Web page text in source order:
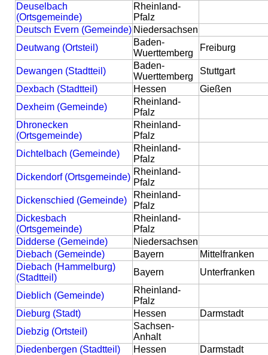
Deuselbach
(Ortsgemeinde)
Rheinland-
Pfalz
Deutsch Evern (Gemeinde) Niedersachsen
Deutwang (Ortsteil)
Baden-
Wuerttemberg
Freiburg
Dewangen (Stadtteil)
Baden-
Wuerttemberg
Stuttgart
Dexbach (Stadtteil)
Hessen
Gießen
Dexheim (Gemeinde)
Rheinland-
Pfalz
Dhronecken
(Ortsgemeinde)
Rheinland-
Pfalz
Dichtelbach (Gemeinde)
Rheinland-
Pfalz
Dickendorf (Ortsgemeinde)
Rheinland-
Pfalz
Dickenschied (Gemeinde)
Rheinland-
Pfalz
Dickesbach
(Ortsgemeinde)
Rheinland-
Pfalz
Didderse (Gemeinde)
Niedersachsen
Diebach (Gemeinde)
Bayern
Mittelfranken
Diebach (Hammelburg)
(Stadtteil)
Bayern Unterfranken
Dieblich (Gemeinde)
Rheinland-
Pfalz
Dieburg (Stadt)
Hessen
Darmstadt
Diebzig (Ortsteil)
Sachsen-
Anhalt
Diedenbergen (Stadtteil)
Hessen
Darmstadt